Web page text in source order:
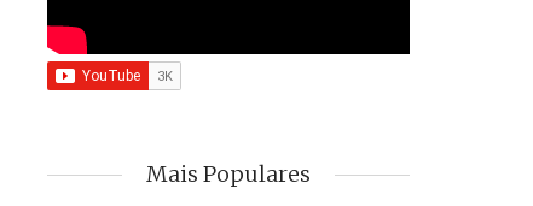
Mais Populares